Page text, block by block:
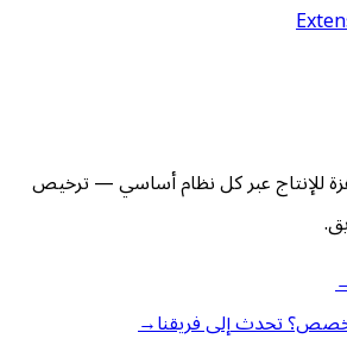
للإنتاج عبر كل نظام أساسي — ترخيص
تحدث إلى فريقنا→